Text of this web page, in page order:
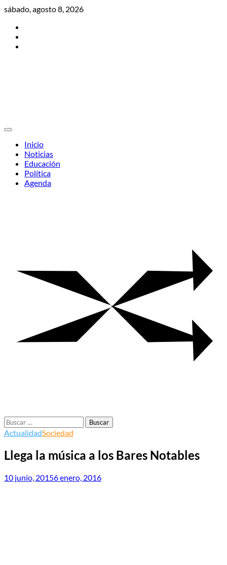
Skip
content
sábado, agosto 8, 2026
Inicio
Noticias
Educación
Política
Agenda
Buscar:
ActualidadSociedad
Llega la música a los Bares Notables
10 junio, 20156 enero, 2016